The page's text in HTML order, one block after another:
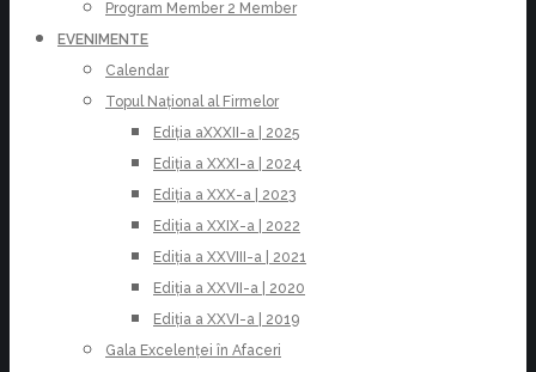
Program Member 2 Member
EVENIMENTE
Calendar
Topul Național al Firmelor
Ediția aXXXII-a | 2025
Ediția a XXXI-a | 2024
Ediția a XXX-a | 2023
Ediția a XXIX-a | 2022
Ediția a XXVIII-a | 2021
Ediția a XXVII-a | 2020
Ediția a XXVI-a | 2019
Gala Excelenței în Afaceri